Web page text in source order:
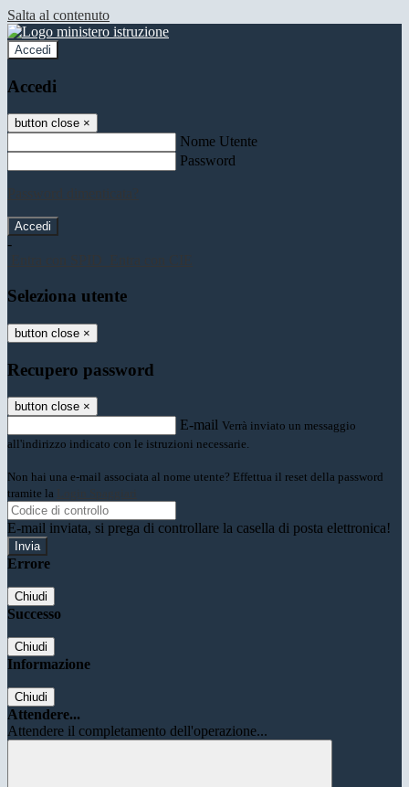
Salta al contenuto
Accedi
Accedi
button close ×
Nome Utente
Password
-
Seleziona utente
button close ×
Recupero password
button close ×
E-mail Verrà inviato un messaggio
all'indirizzo indicato con le istruzioni necessarie.
Non hai una e-mail associata al nome utente? Effettua il reset della password
tramite la
E-mail inviata, si prega di controllare la casella di posta elettronica!
Errore
Chiudi
Successo
Chiudi
Informazione
Chiudi
Attendere...
Attendere il completamento dell'operazione...